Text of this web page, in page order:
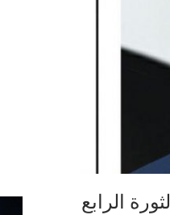
خطاب فخامة رئيس الجمهورية أ.مهدي المشاط في الذكرى 55 لثورة الرابع